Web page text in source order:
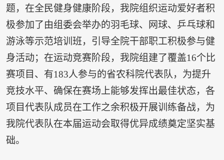
题，在全民健身健康阶段，我院组织运动爱好者积
极参加了由组委会举办的羽毛球、网球、乒乓球和
游泳等示范培训班，引导全院干部职工积极参与健
身活动；在运动竞赛阶段，我院组建了覆盖16个比
赛项目、有183人参与的省农科院代表队，为提升
竞技水平、确保在赛场上能够发挥出最佳状态，各
项目代表队成员在工作之余积极开展训练备战，为
我院代表队在本届运动会取得优异成绩奠定坚实基
础。